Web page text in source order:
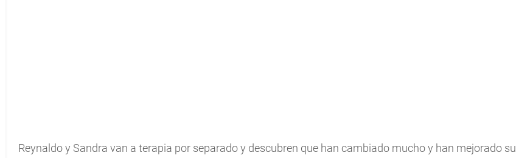
Reynaldo y Sandra van a terapia por separado y descubren que han cambiado mucho y han mejorado su